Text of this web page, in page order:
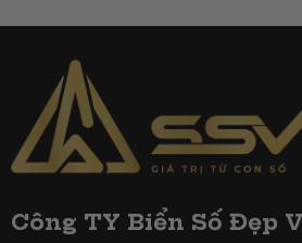
Công TY Biển Số Đẹp